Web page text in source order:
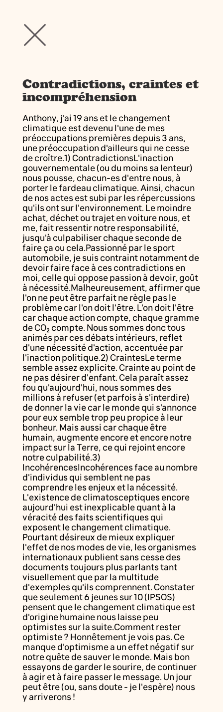
Contradictions, craintes et
incompréhension
Anthony, j'ai 19 ans et le changement
climatique est devenu l'une de mes
préoccupations premières depuis 3 ans,
une préoccupation d'ailleurs qui ne cesse
de croître.1) ContradictionsL'inaction
gouvernementale (ou du moins sa lenteur)
nous pousse, chacun-es d'entre nous, à
porter le fardeau climatique. Ainsi, chacun
de nos actes est subi par les répercussions
qu'ils ont sur l'environnement. Le moindre
achat, déchet ou trajet en voiture nous, et
me, fait ressentir notre responsabilité,
jusqu'à culpabiliser chaque seconde de
faire ça ou cela.Passionné par le sport
automobile, je suis contraint notamment de
devoir faire face à ces contradictions en
moi, celle qui oppose passion à devoir, goût
à nécessité.Malheureusement, affirmer que
l'on ne peut être parfait ne règle pas le
problème car l'on doit l'être. L'on doit l'être
car chaque action compte, chaque gramme
de CO2 compte. Nous sommes donc tous
animés par ces débats intérieurs, reflet
d'une nécessité d'action, accentuée par
l'inaction politique.2) CraintesLe terme
semble assez explicite. Crainte au point de
ne pas désirer d'enfant. Cela paraît assez
fou qu'aujourd'hui, nous sommes des
millions à refuser (et parfois à s'interdire)
de donner la vie car le monde qui s'annonce
pour eux semble trop peu propice à leur
bonheur. Mais aussi car chaque être
humain, augmente encore et encore notre
impact sur la Terre, ce qui rejoint encore
notre culpabilité.3)
IncohérencesIncohérences face au nombre
d'individus qui semblent ne pas
comprendre les enjeux et la nécessité.
L'existence de climatosceptiques encore
aujourd'hui est inexplicable quant à la
véracité des faits scientifiques qui
exposent le changement climatique.
Pourtant désireux de mieux expliquer
l'effet de nos modes de vie, les organismes
internationaux publient sans cesse des
documents toujours plus parlants tant
visuellement que par la multitude
d'exemples qu'ils comprennent. Constater
que seulement 6 jeunes sur 10 (IPSOS)
pensent que le changement climatique est
d'origine humaine nous laisse peu
optimistes sur la suite.Comment rester
optimiste ? Honnêtement je vois pas. Ce
manque d'optimisme a un effet négatif sur
notre quête de sauver le monde. Mais bon
essayons de garder le sourire, de continuer
à agir et à faire passer le message. Un jour
peut être (ou, sans doute - je l'espère) nous
y arriverons !